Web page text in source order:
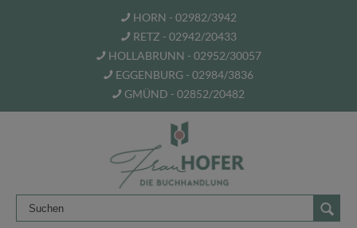
HORN - 02982/3942
RETZ - 02942/20433
HOLLABRUNN - 02952/30057
EGGENBURG - 02984/3836
GMÜND - 02852/20482